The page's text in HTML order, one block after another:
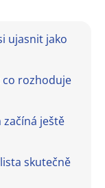
ujasnit jako
rozhoduje
začíná ještě
skutečně